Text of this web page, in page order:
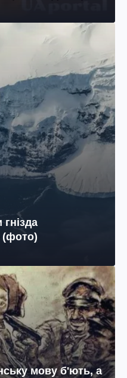
(фото)
мову б'ють, а